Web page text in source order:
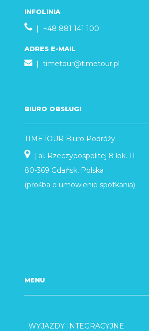
INFOLINIA
| +48 881 141 100
ADRES E-MAIL
| timetour@timetour.pl
BIURO OBSŁUGI
TIMETOUR Biuro Podróży
| al. Rzeczypospolitej 8 lok. 11
80-369 Gdańsk, Polska
(prośba o umówienie spotkania)
MENU
WYJAZDY INTEGRACYJNE